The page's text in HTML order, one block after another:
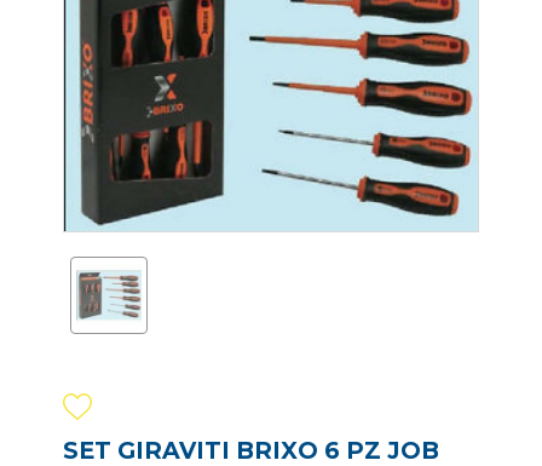
SET GIRAVITI BRIXO 6 PZ JOB